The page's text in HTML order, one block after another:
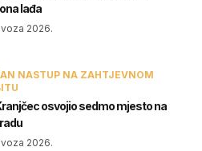
lađa
2026.
NASTUP NA ZAHTJEVNOM
osvojio sedmo mjesto na
2026.